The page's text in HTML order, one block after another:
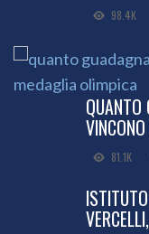
98.4K
QUANTO
81.1K